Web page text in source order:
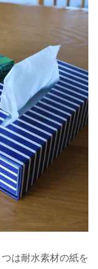
は耐水素材の紙を